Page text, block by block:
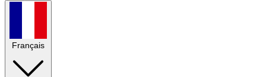
Français